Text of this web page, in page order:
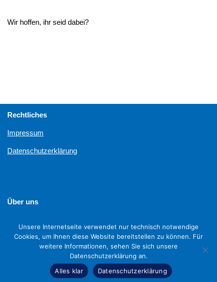
Wir hoffen, ihr seid dabei?
Rechtliches
Impressum
Datenschutzerklärung
Über uns
Neve | Präsentiert vonWordPress
Unsere Internetseite verwendet nur technisch notwendige
Cookies, um Ihnen diese Website bereitstellen zu können. Für
weitere Informationen, sehen Sie sich unsere
Datenschutzerklärung an.
Alles klar
Datenschutzerklärung